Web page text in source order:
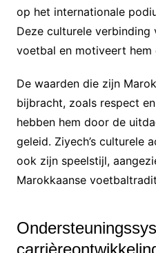
op het internationale
Deze culturele
voetbal en motiveert hem
De waarden die zijn
bijbracht, zoals respect
hebben hem door de
geleid. Ziyech’s culturele
ook zijn speelstijl,
Marokkaanse